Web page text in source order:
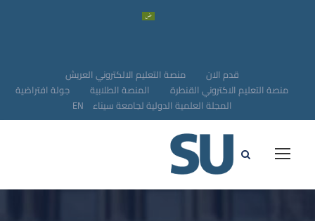
قدم الان
منصة التعليم الالكتروني العريش
منصة التعليم الاكتروني القنطرة
المنصة الطلابية
جولة افتراضية
المجلة العلمية الدولية لجامعة سيناء EN